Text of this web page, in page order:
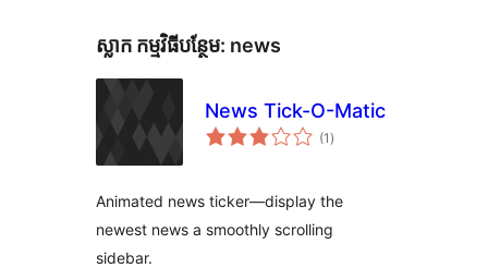
ស្លាក​ កម្មវិធីបន្ថែម: news
News Tick-O-Matic
(1 ការ
វាយ
)
Animated news ticker—display the
newest news a smoothly scrolling
sidebar.